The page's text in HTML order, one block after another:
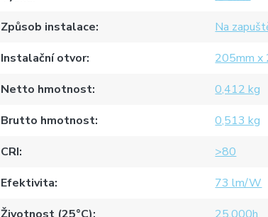
Způsob instalace
Na
Instalační otvor
205mm x
Netto hmotnost
0,412 kg
Brutto hmotnost
0,513 kg
CRI
>80
Efektivita
73 lm/W